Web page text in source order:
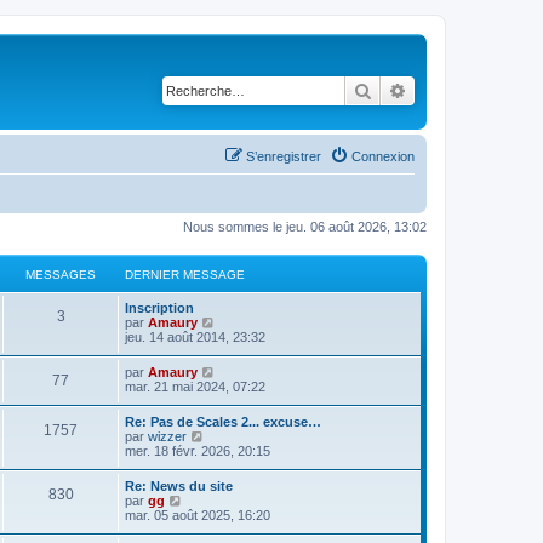
Rechercher
Connexion
S’enregistrer
Nous sommes le jeu. 06 août 2026, 13:02
MESSAGES DERNIER MESSAGE
3
Inscription
par Amaury
o
l
e
d
e
n
i
e
r
m
e
s
jeu. 14 août 2014, 23:32
77 par Amaury
o
r
l
e
d
e
r
i
e
mar. 21 mai 2024, 07:22
1757
Re: Pas de Scales 2... excuse…
par wizzer
o
l
e
d
e
mer. 18 févr. 2026, 20:15
830
Re: News du site
par gg
o
mar. 05 août 2025, 16:20